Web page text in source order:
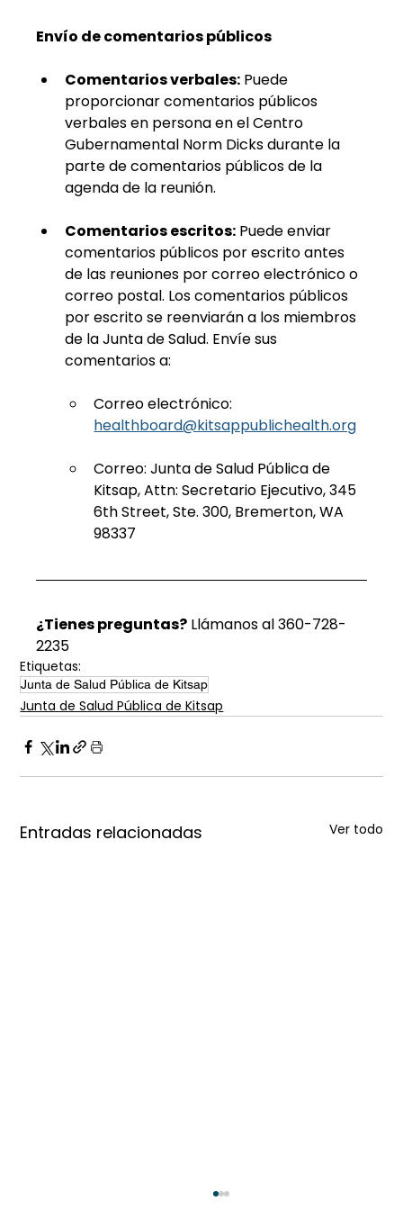
Envío de comentarios públicos
Comentarios verbales: Puede
proporcionar comentarios públicos
verbales en persona en el Centro
Gubernamental Norm Dicks durante la
parte de comentarios públicos de la
agenda de la reunión.
Comentarios escritos: Puede enviar
comentarios públicos por escrito antes
de las reuniones por correo electrónico o
correo postal. Los comentarios públicos
por escrito se reenviarán a los miembros
de la Junta de Salud. Envíe sus
comentarios a:
Correo electrónico:
healthboard@kitsappublichealth.org
Correo: Junta de Salud Pública de
Kitsap, Attn: Secretario Ejecutivo, 345
6th Street, Ste. 300, Bremerton, WA
98337
¿Tienes preguntas? Llámanos al 360-728-
2235
Etiquetas:
Junta de Salud Pública de Kitsap
Junta de Salud Pública de Kitsap
Entradas relacionadas Ver todo